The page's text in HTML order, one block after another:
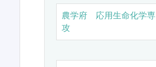
農学府 応用生命化学専
攻